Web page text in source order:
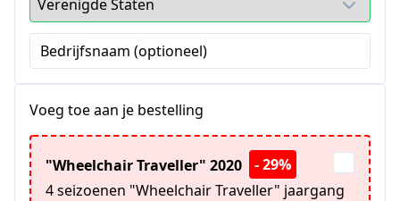
Bedrijfsnaam (optioneel)
Voeg toe aan je bestelling
"Wheelchair Traveller" 2020
- 29%
4 seizoenen "Wheelchair Traveller" jaargang